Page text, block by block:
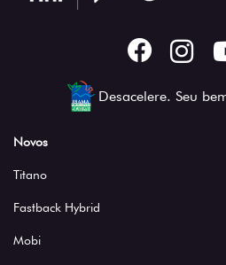
Desacelere. Seu
Novos
Titano
Fastback Hybrid
Mobi